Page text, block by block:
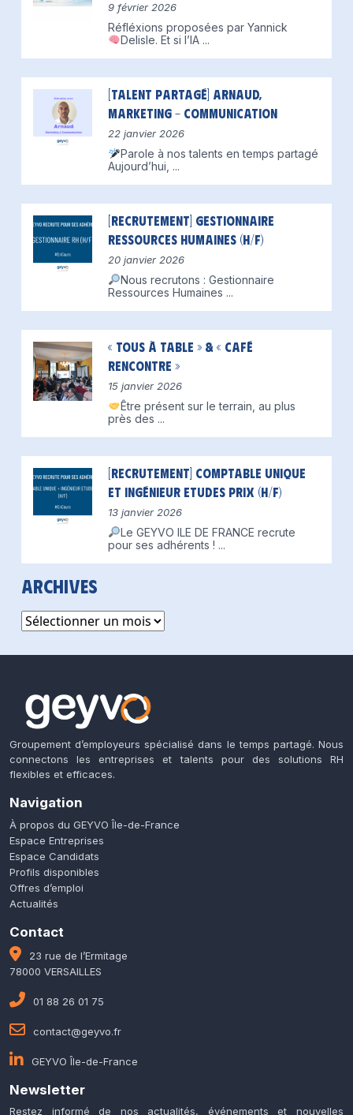
9 février 2026
Réfléxions proposées par Yannick
Delisle. Et si l’IA ...
[Talent partagé] Arnaud,
Marketing – Communication
22 janvier 2026
Parole à nos talents en temps partagé
Aujourd’hui, ...
[Recrutement] Gestionnaire
Ressources Humaines (H/F)
20 janvier 2026
Nous recrutons : Gestionnaire
Ressources Humaines ...
« Tous à table » & « Café
Rencontre »
15 janvier 2026
Être présent sur le terrain, au plus
près des ...
[Recrutement] Comptable unique
et Ingénieur Etudes Prix (H/F)
13 janvier 2026
Le GEYVO ILE DE FRANCE recrute
pour ses adhérents ! ...
Archives
Archives
Groupement d’employeurs spécialisé dans le temps partagé. Nous
connectons les entreprises et talents pour des solutions RH
flexibles et efficaces.
Navigation
À propos du GEYVO Île-de-France
Espace Entreprises
Espace Candidats
Profils disponibles
Offres d’emploi
Actualités
Contact
23 rue de l’Ermitage
78000 VERSAILLES
01 88 26 01 75
contact@geyvo.fr
GEYVO Île-de-France
Newsletter
Restez informé de nos actualités, événements et nouvelles